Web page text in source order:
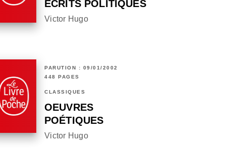
ECRITS POLITIQUES
Victor Hugo
PARUTION : 09/01/2002
448 PAGES
CLASSIQUES
OEUVRES
POÉTIQUES
Victor Hugo